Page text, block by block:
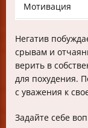
Мотивация
Негатив
срывам и
верить в
для похудения.
с уважения к
Задайте себе